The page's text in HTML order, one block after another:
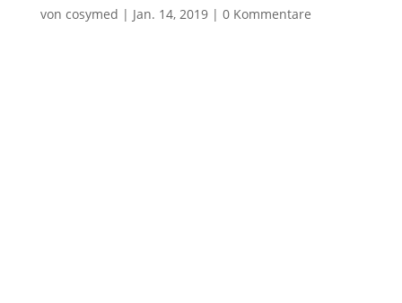
von cosymed | Jan. 14, 2019| 0 Kommentare